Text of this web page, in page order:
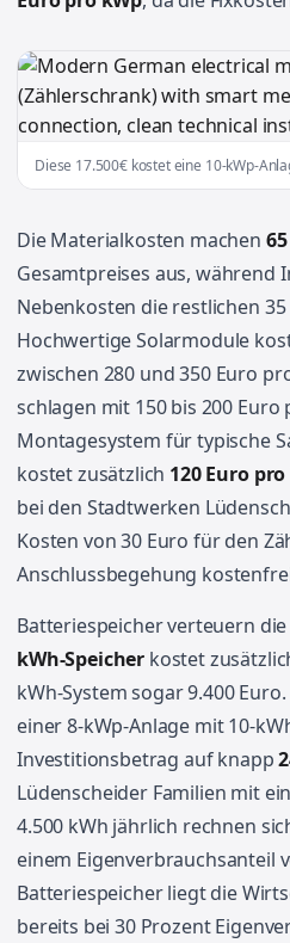
Diese 17.500€ kostet eine 10-kWp-
Die Materialkosten machen
Gesamtpreises aus, während
Nebenkosten die restlichen
Hochwertige Solarmodule
zwischen 280 und 350 Euro
schlagen mit 150 bis 200 Euro
Montagesystem für typische
kostet zusätzlich 120 Euro
bei den Stadtwerken
Kosten von 30 Euro für den
Anschlussbegehung
Batteriespeicher verteuern
kWh-Speicher kostet
kWh-System sogar 9.400
einer 8-kWp-Anlage mit 10-
Investitionsbetrag auf knapp
Lüdenscheider Familien mit
4.500 kWh jährlich rechnen
einem Eigenverbrauchsanteil
Batteriespeicher liegt die
bereits bei 30 Prozent